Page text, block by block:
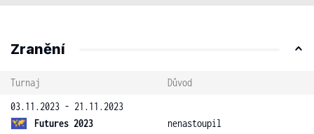
Zranění
Turnaj
Důvod
03.11.2023 - 21.11.2023
Futures 2023
nenastoupil